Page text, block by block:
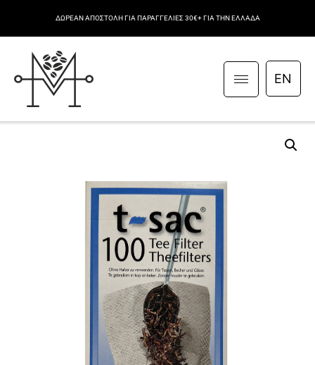
ΔΩΡΕΑΝ ΑΠΟΣΤΟΛΗ ΓΙΑ ΠΑΡΑΓΓΕΛΙΕΣ 30€+ ΓΙΑ ΤΗΝ ΕΛΛΑΔΑ
EN